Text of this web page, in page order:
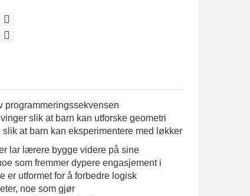
programmeringssekvensen
slik at barn kan utforske geometri
slik at barn kan eksperimentere med løkker
lar lærere bygge videre på sine
som fremmer dypere engasjement i
er utformet for å forbedre logisk
noe som gjør